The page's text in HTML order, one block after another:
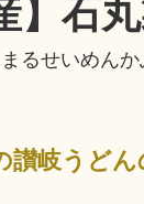
】石
るせいめんか